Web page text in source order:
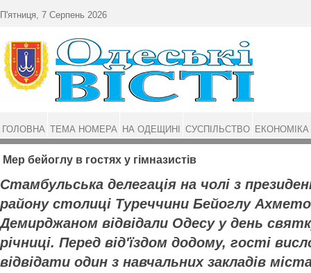
Мер бейоглу в гостях у гімназистів
Стамбульська делегація на чолі з
району столиці Туреччини Бейоглу
Демирджаном відвідали Одесу у день
річниці. Перед від'їздом додому, гості
відвідати один з навчальних закладів
П'ятниця, 7 Серпень 2026
ГОЛОВНА ТЕМА НОМЕРА НА ОДЕЩИНІ СУСПІЛЬСТВО ЕКОНОМІКА